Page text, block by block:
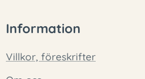
Information
Villkor, föreskrifter